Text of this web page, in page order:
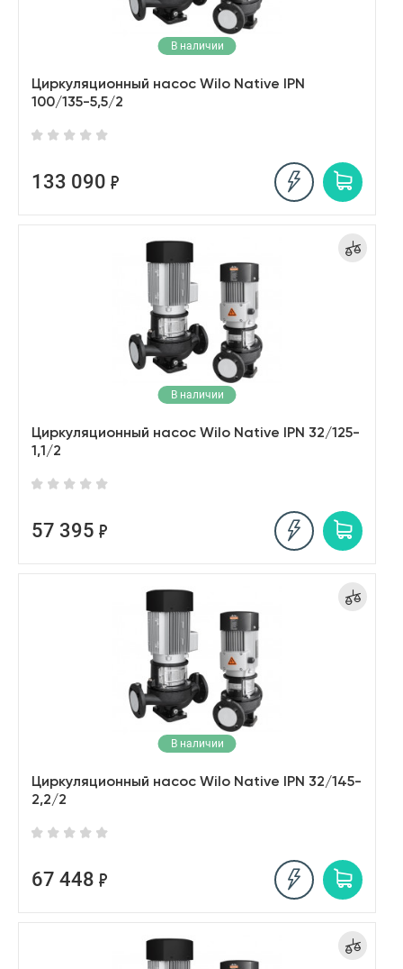
В наличии
Циркуляционный насос Wilo Native IPN
100/135-5,5/2
133 090
В наличии
Циркуляционный насос Wilo Native IPN 32/125-
1,1/2
57 395
В наличии
Циркуляционный насос Wilo Native IPN 32/145-
2,2/2
67 448